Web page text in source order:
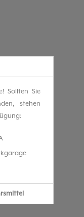
Sollten Sie
stehen